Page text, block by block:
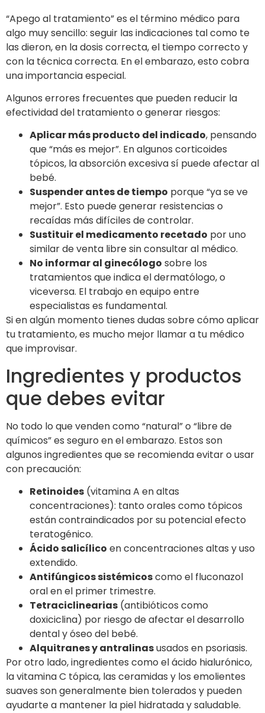
“Apego al tratamiento” es el término médico para
algo muy sencillo: seguir las indicaciones tal como te
las dieron, en la dosis correcta, el tiempo correcto y
con la técnica correcta. En el embarazo, esto cobra
una importancia especial.
Algunos errores frecuentes que pueden reducir la
efectividad del tratamiento o generar riesgos:
Aplicar más producto del indicado, pensando
que “más es mejor”. En algunos corticoides
tópicos, la absorción excesiva sí puede afectar al
bebé.
Suspender antes de tiempo porque “ya se ve
mejor”. Esto puede generar resistencias o
recaídas más difíciles de controlar.
Sustituir el medicamento recetado por uno
similar de venta libre sin consultar al médico.
No informar al ginecólogo sobre los
tratamientos que indica el dermatólogo, o
viceversa. El trabajo en equipo entre
especialistas es fundamental.
Si en algún momento tienes dudas sobre cómo aplicar
tu tratamiento, es mucho mejor llamar a tu médico
que improvisar.
Ingredientes y productos
que debes evitar
No todo lo que venden como “natural” o “libre de
químicos” es seguro en el embarazo. Estos son
algunos ingredientes que se recomienda evitar o usar
con precaución:
Retinoides (vitamina A en altas
concentraciones): tanto orales como tópicos
están contraindicados por su potencial efecto
teratogénico.
Ácido salicílico en concentraciones altas y uso
extendido.
Antifúngicos sistémicoscomo el fluconazol
oral en el primer trimestre.
Tetraciclinearias (antibióticos como
doxiciclina) por riesgo de afectar el desarrollo
dental y óseo del bebé.
Alquitranes y antralinasusados en psoriasis.
Por otro lado, ingredientes como el ácido hialurónico,
la vitamina C tópica, las ceramidas y los emolientes
suaves son generalmente bien tolerados y pueden
ayudarte a mantener la piel hidratada y saludable.